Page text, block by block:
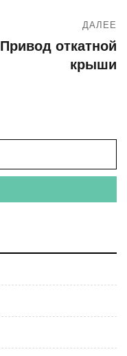
ДАЛЕЕ
Привод откатной
крыши